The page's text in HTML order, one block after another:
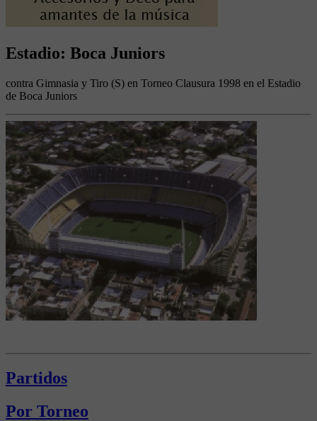
Estadio: Boca Juniors
contra Gimnasia y Tiro (S) en Torneo Clausura 1998 en el Estadio
de Boca Juniors
Partidos
Por Torneo